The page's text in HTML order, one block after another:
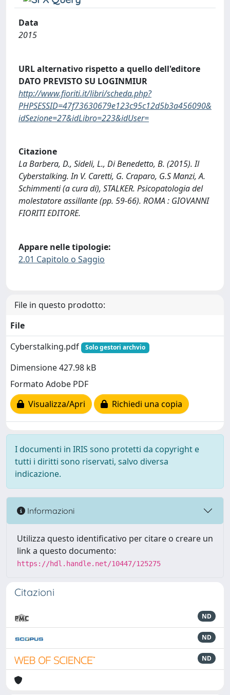
Data
2015
URL alternativo rispetto a quello dell'editore
DATO PREVISTO SU LOGINMIUR
http://www.fioriti.it/libri/scheda.php?
PHPSESSID=47f73630679e123c95c12d5b3a456090&
idSezione=27&idLibro=223&idUser=
Citazione
La Barbera, D., Sideli, L., Di Benedetto, B. (2015). Il
Cyberstalking. In V. Caretti, G. Craparo, G.S Manzi, A.
Schimmenti (a cura di), STALKER. Psicopatologia del
molestatore assillante (pp. 59-66). ROMA : GIOVANNI
FIORITI EDITORE.
Appare nelle tipologie:
2.01 Capitolo o Saggio
File in questo prodotto:
File
Cyberstalking.pdf
Solo gestori archvio
Dimensione 427.98 kB
Formato Adobe PDF
Visualizza/Apri
Richiedi una copia
I documenti in IRIS sono protetti da copyright e
tutti i diritti sono riservati, salvo diversa
indicazione.
Informazioni
Utilizza questo identificativo per citare o creare un
link a questo documento:
https://hdl.handle.net/10447/125275
Citazioni
ND
ND
ND